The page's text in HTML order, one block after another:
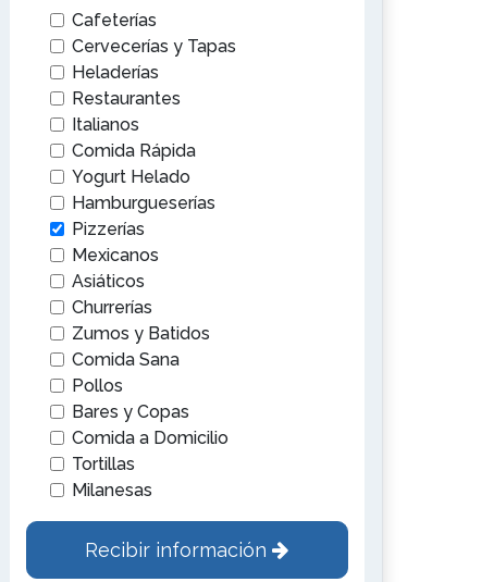
Cafeterías
Cervecerías y Tapas
Heladerías
Restaurantes
Italianos
Comida Rápida
Yogurt Helado
Hamburgueserías
Pizzerías
Mexicanos
Asiáticos
Churrerías
Zumos y Batidos
Comida Sana
Pollos
Bares y Copas
Comida a Domicilio
Tortillas
Milanesas
Recibir información